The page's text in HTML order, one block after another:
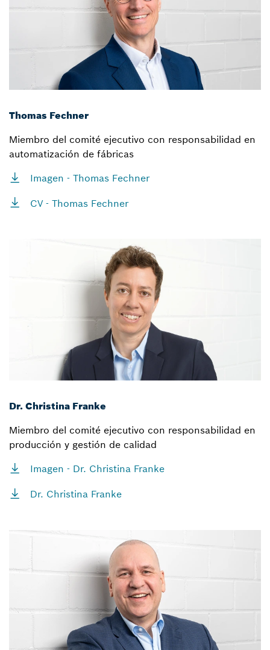
Thomas Fechner
Miembro del comité ejecutivo con responsabilidad en
automatización de fábricas
Imagen - Thomas Fechner
CV - Thomas Fechner
Dr. Christina Franke
Miembro del comité ejecutivo con responsabilidad en
producción y gestión de calidad
Imagen - Dr. Christina Franke
Dr. Christina Franke